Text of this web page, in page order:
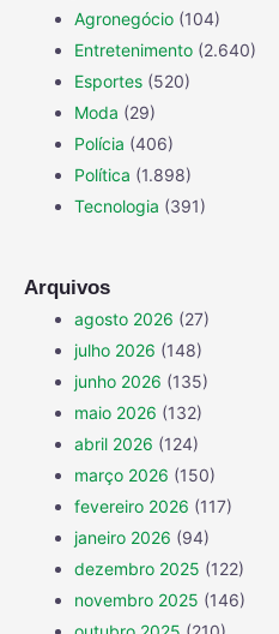
Agronegócio (104)
Entretenimento (2.640)
Esportes (520)
Moda (29)
Polícia (406)
Política (1.898)
Tecnologia (391)
Arquivos
agosto 2026 (27)
julho 2026 (148)
junho 2026 (135)
maio 2026 (132)
abril 2026 (124)
março 2026 (150)
fevereiro 2026 (117)
janeiro 2026 (94)
dezembro 2025 (122)
novembro 2025 (146)